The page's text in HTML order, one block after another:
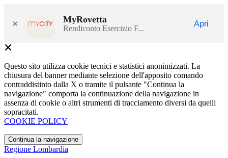
× MyRovetta
Rendiconto Esercizio F...
Apri
Questo sito utilizza cookie tecnici e statistici anonimizzati. La
chiusura del banner mediante selezione dell'apposito comando
contraddistinto dalla X o tramite il pulsante "Continua la
navigazione" comporta la continuazione della navigazione in
assenza di cookie o altri strumenti di tracciamento diversi da quelli
sopracitati.
COOKIE POLICY
Continua la navigazione
Regione Lombardia